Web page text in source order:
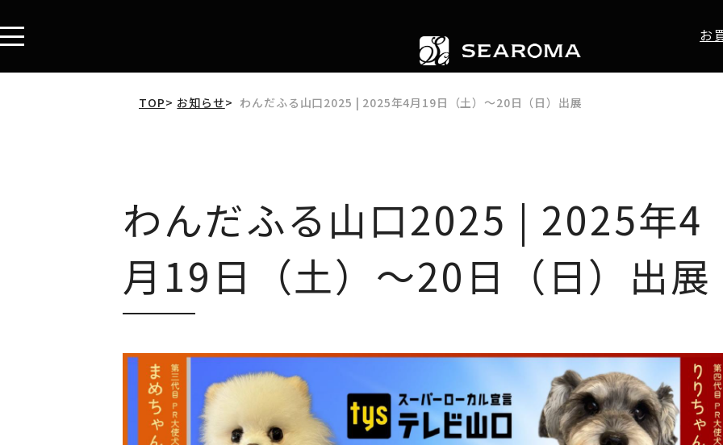
お
TOP お知らせ わんだふる山口2025 | 2025年4月19日（土）～20日（日）出展
わんだふる山口2025 | 2025年4
月19日（土）～20日（日）出展